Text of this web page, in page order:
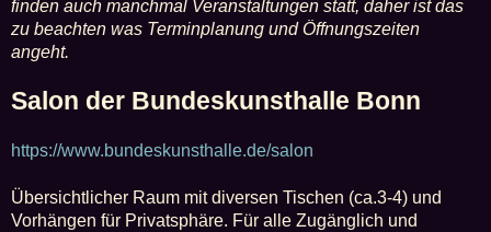
finden auch manchmal Veranstaltungen statt, daher ist das
zu beachten was Terminplanung und Öffnungszeiten
angeht.
Salon der Bundeskunsthalle Bonn
https://www.bundeskunsthalle.de/salon
Übersichtlicher Raum mit diversen Tischen (ca.3-4) und
Vorhängen für Privatsphäre. Für alle Zugänglich und